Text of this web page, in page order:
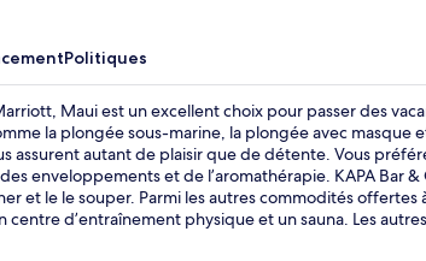
Politiques
Maui est un excellent choix pour passer des
la plongée sous-marine, la plongée avec masque
assurent autant de plaisir que de détente. Vous
enveloppements et de l’aromathérapie. KAPA Bar
et le le souper. Parmi les autres commodités
centre d’entraînement physique et un sauna. Les